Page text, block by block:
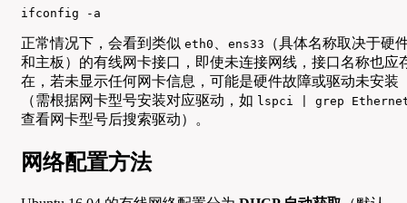
ifconfig -a
正常情况下，会看到类似 eth0 ens33
（具体名称取决于硬
和主板）的有线网卡接口，即使未连接网线，接口名称也应
在，若未显示任何网卡信息，可能是硬件故障或驱动未安装
（需根据网卡型号安装对应驱动，如 lspci | grep
查看网卡型号后搜索驱动）。
网络配置方法